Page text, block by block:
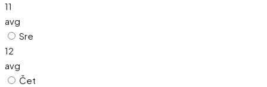
11
avg
Sre
12
avg
Čet